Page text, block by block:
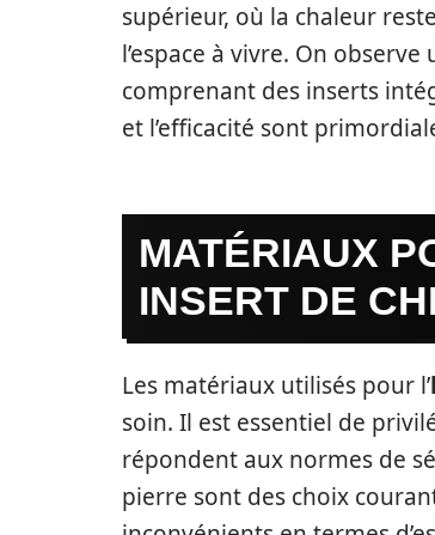
supérieur, où la chaleur
l’espace à vivre. On
comprenant des inserts
et l’efficacité sont
MATÉRIAUX
INSERT DE
Les matériaux utilisés pour l’
soin. Il est essentiel de
répondent aux normes de
pierre sont des choix